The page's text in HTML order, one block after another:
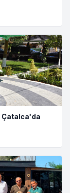
Çatalca'da